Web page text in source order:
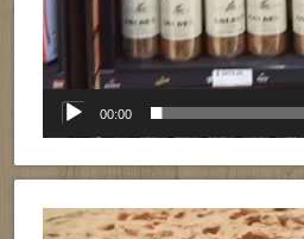
00:00
Reproductor